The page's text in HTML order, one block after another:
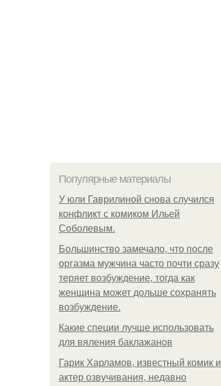
Популярные материалы
У юли Гаврилиной снова случился
конфликт с комиком Ильей
Соболевым.
Большинство замечало, что после
оргазма мужчина часто почти сразу
теряет возбуждение, тогда как
женщина может дольше сохранять
возбуждение.
Какие специи лучше использовать
для вяления баклажанов
Гарик Харламов, известный комик и
актер озвучивания, недавно